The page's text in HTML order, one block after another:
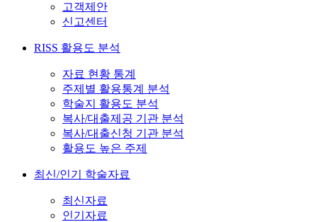
고객제안
신고센터
RISS 활용도 분석
자료 현황 통계
주제별 활용통계 분석
학술지 활용도 분석
복사/대출제공 기관 분석
복사/대출신청 기관 분석
활용도 높은 주제
최신/인기 학술자료
최신자료
인기자료